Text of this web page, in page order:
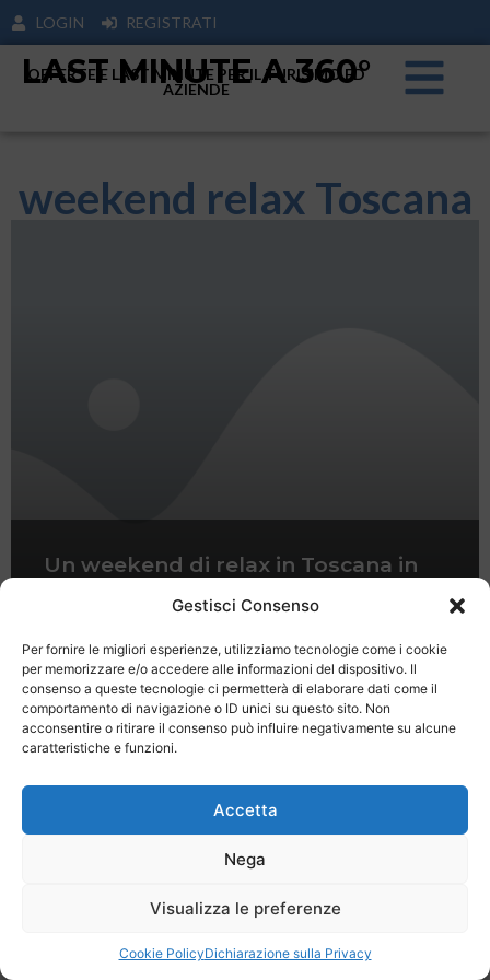
Gestisci Consenso
Per fornire le migliori esperienze, utilizziamo tecnologie come i cookie
per memorizzare e/o accedere alle informazioni del dispositivo. Il
consenso a queste tecnologie ci permetterà di elaborare dati come il
comportamento di navigazione o ID unici su questo sito. Non
acconsentire o ritirare il consenso può influire negativamente su alcune
caratteristiche e funzioni.
Accetta
Nega
Visualizza le preferenze
Cookie PolicyDichiarazione sulla Privacy
LOGIN REGISTRATI
LAST MINUTE A 360°
OFFERTE E LAST MINUTE PER IL TURISIMO ED
AZIENDE
weekend relax Toscana
Un weekend di relax in Toscana in
Last Minute
Registrati Contatti
SPECIALE LAST MINUTE - SH WEB